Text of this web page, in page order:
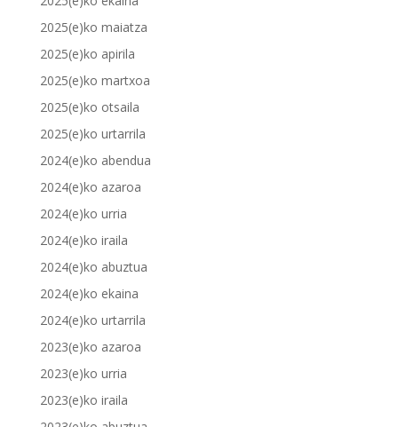
2025(e)ko maiatza
2025(e)ko apirila
2025(e)ko martxoa
2025(e)ko otsaila
2025(e)ko urtarrila
2024(e)ko abendua
2024(e)ko azaroa
2024(e)ko urria
2024(e)ko iraila
2024(e)ko abuztua
2024(e)ko ekaina
2024(e)ko urtarrila
2023(e)ko azaroa
2023(e)ko urria
2023(e)ko iraila